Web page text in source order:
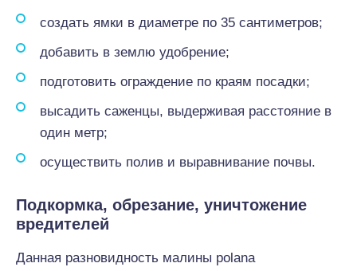
создать ямки в диаметре по 35 сантиметров;
добавить в землю удобрение;
подготовить ограждение по краям посадки;
высадить саженцы, выдерживая расстояние в
один метр;
осуществить полив и выравнивание почвы.
Подкормка, обрезание, уничтожение
вредителей
Данная разновидность малины polana